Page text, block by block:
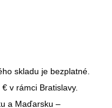
skladu je bezplatné.
v rámci Bratislavy.
a Maďarsku –